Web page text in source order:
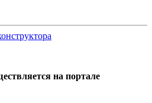
на портале